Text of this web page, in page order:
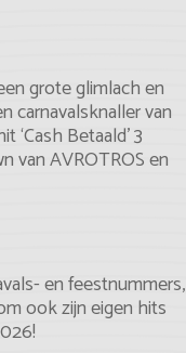
grote glimlach en
van
Betaald’ 3
van AVROTROS en
en feestnummers,
ook zijn eigen hits